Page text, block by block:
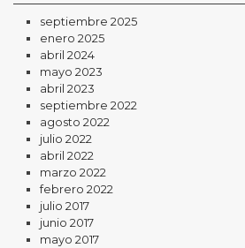
septiembre 2025
enero 2025
abril 2024
mayo 2023
abril 2023
septiembre 2022
agosto 2022
julio 2022
abril 2022
marzo 2022
febrero 2022
julio 2017
junio 2017
mayo 2017